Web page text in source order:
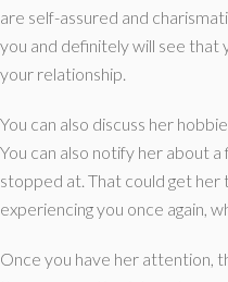
are self-assured and
you and definitely will see that
your relationship.
You can also discuss her
You can also notify her about
stopped at. That could get her
experiencing you once again,
Once you have her attention,